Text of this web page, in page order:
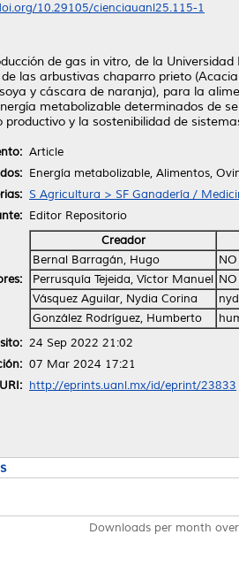
10.29105/cienciauanl25.115-1
de gas in vitro, de la
las arbustivas chaparro prieto
y cáscara de naranja), para la
metabolizable determinados de
y la sostenibilidad de
Article
Energía metabolizable, Alimentos,
S Agricultura > SF Ganadería /
Editor Repositorio
Creador
Bernal Barragán, Hugo
Perrusquía Tejeida, Víctor Manuel
Vásquez Aguilar, Nydia Corina
González Rodríguez, Humberto
24 Sep 2022 21:02
07 Mar 2024 17:21
URI: http://eprints.uanl.mx/id/eprint/23833
Downloads per month